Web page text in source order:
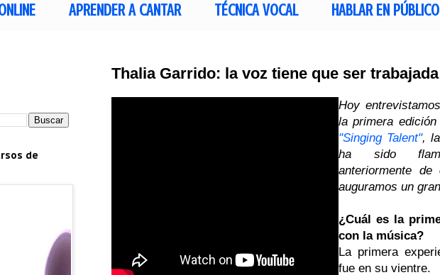
APRENDER A CANTAR TÉCNICA VOCAL HABLAR EN PÚBLICO
Thalia Garrido: la voz tiene que ser trabajada
Hoy
la primera edición
"Singing Talent",
ha sido
anteriormente
auguramos un
¿Cuál es la
con la música?
La primera
fue en su vientre.
de